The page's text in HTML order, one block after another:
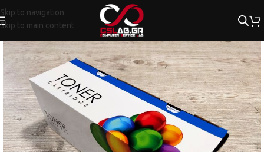
Skip to navigation
Skip to main content